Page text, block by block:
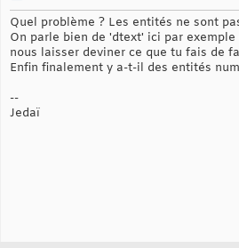
Quel problème ? Les entités ne sont
On parle bien de 'dtext' ici par
nous laisser deviner ce que tu fais de
Enfin finalement y a-t-il des entités
--
Jedaï